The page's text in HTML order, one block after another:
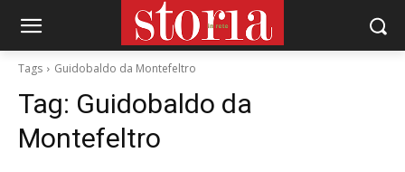
Tags Guidobaldo da Montefeltro
Tag: Guidobaldo da
Montefeltro